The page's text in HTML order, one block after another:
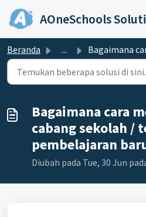
Lewatkan ke konten utama
AOneSchools
Beranda ... Bagaimana cara menambahkan cabang sekolah /
Bagaimana cara
cabang sekolah /
pembelajaran
Diubah pada Tue, 30 Jun